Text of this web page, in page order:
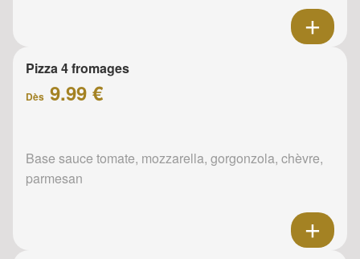
Pizza 4 fromages
Dès 9.99 €
Base sauce tomate, mozzarella, gorgonzola, chèvre,
parmesan